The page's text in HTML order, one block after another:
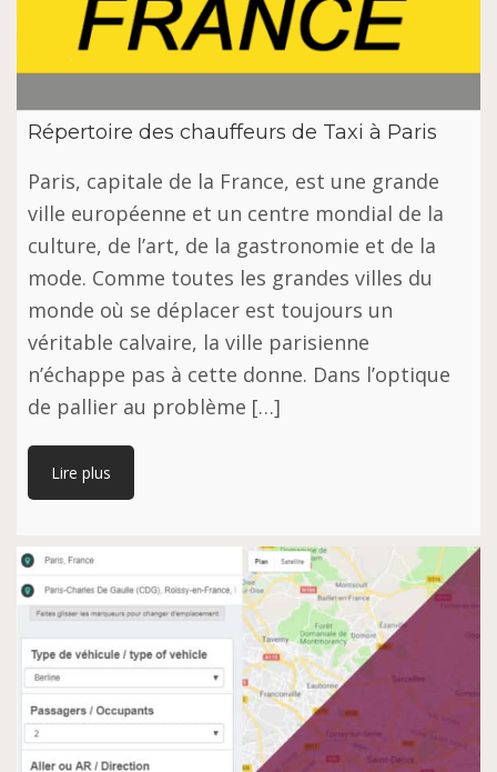
Répertoire des chauffeurs de Taxi à Paris
Paris, capitale de la France, est une grande
ville européenne et un centre mondial de la
culture, de l’art, de la gastronomie et de la
mode. Comme toutes les grandes villes du
monde où se déplacer est toujours un
véritable calvaire, la ville parisienne
n’échappe pas à cette donne. Dans l’optique
de pallier au problème […]
Lire plus